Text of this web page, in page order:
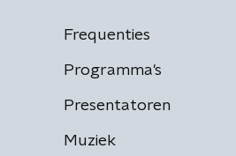
Frequenties
Programma's
Presentatoren
Muziek